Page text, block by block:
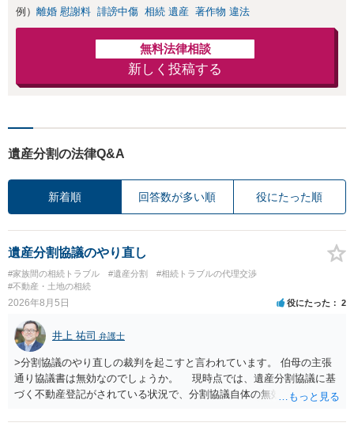
例） 離婚 慰謝料 誹謗中傷 相続 遺産 著作物 違法
無料法律相談
新しく投稿する
遺産分割の法律Q&A
新着順 回答数が多い順 役にたった順
遺産分割協議のやり直し
#家族間の相続トラブル #遺産分割
#相続トラブルの代理交渉
#不動産・土地の相続
2026年8月5日 役にたった 2
井上 祐司 弁護士
>分割協議のやり直しの裁判を起こすと言われています。 伯母の主張
通り協議書は無効なのでしょうか。 現時点では、遺産分割協議に基
づく不動産登記がされている状況で、分割協議自体の無効を裁判所が
方の訴訟の主張及び立証次第ですが、 ・御祖母様の認知能力に関する